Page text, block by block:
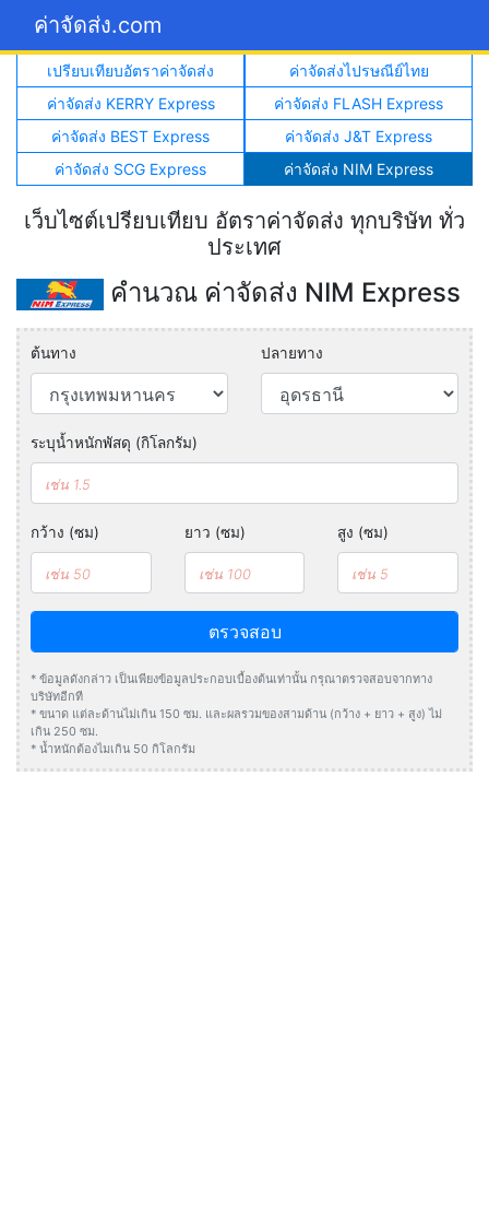
ค่าจัดส่ง.com
เปรียบเทียบอัตราค่าจัดส่ง
ค่าจัดส่งไปรษณีย์ไทย
ค่าจัดส่ง KERRY Express
ค่าจัดส่ง FLASH Express
ค่าจัดส่ง BEST Express
ค่าจัดส่ง J&T Express
ค่าจัดส่ง SCG Express
ค่าจัดส่ง NIM Express
เว็บไซต์เปรียบเทียบ อัตราค่าจัดส่ง ทุกบริษัท ทั่ว
ประเทศ
คำนวณ ค่าจัดส่ง NIM Express
ต้นทาง ปลายทาง
ระบุน้ำหนักพัสดุ (กิโลกรัม)
กว้าง (ซม) ยาว (ซม) สูง (ซม)
ตรวจสอบ
* ข้อมูลดังกล่าว เป็นเพียงข้อมูลประกอบเบื้องต้นเท่านั้น กรุณาตรวจสอบจากทาง
บริษัทอีกที
* ขนาด แต่ละด้านไม่เกิน 150 ซม. และผลรวมของสามด้าน (กว้าง + ยาว + สูง) ไม่
เกิน 250 ซม.
* น้ำหนักต้องไมเกิน 50 กิโลกรัม